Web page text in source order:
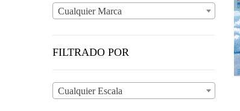
Cualquier Marca
FILTRADO POR
Cualquier Escala